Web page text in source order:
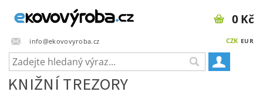
info@ekovovyroba.cz CZK EUR
0 Kč
KNIŽNÍ TREZORY